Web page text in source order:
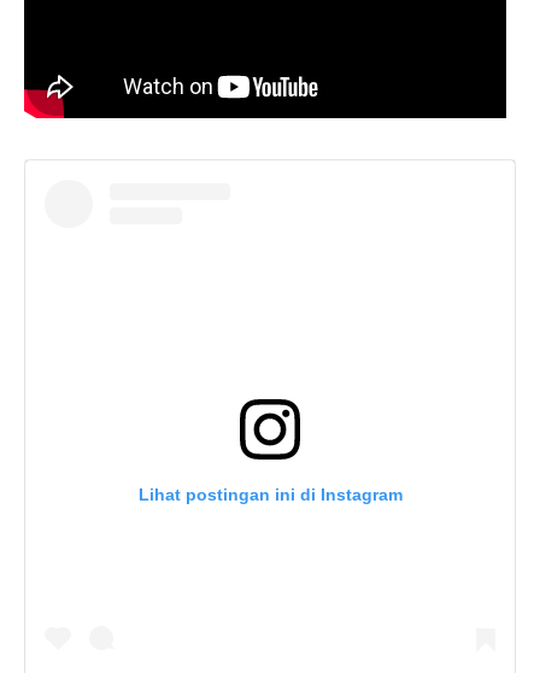
Lihat postingan ini di Instagram